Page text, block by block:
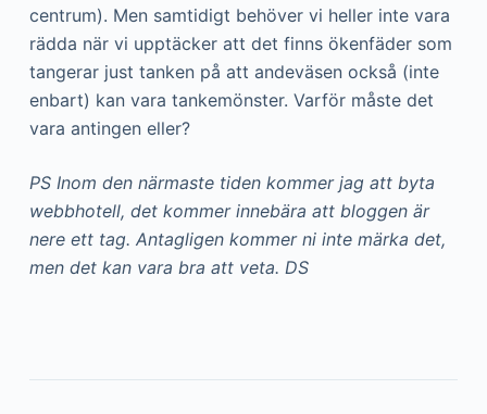
centrum). Men samtidigt behöver vi heller inte vara
rädda när vi upptäcker att det finns ökenfäder som
tangerar just tanken på att andeväsen också (inte
enbart) kan vara tankemönster. Varför måste det
vara antingen eller?
PS Inom den närmaste tiden kommer jag att byta
webbhotell, det kommer innebära att bloggen är
nere ett tag. Antagligen kommer ni inte märka det,
men det kan vara bra att veta. DS